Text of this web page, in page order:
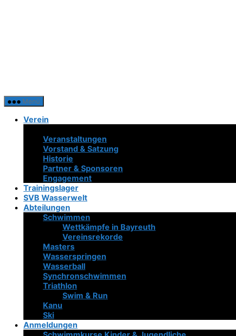
Menü
Verein
Veranstaltungen
Vorstand & Satzung
Historie
Partner & Sponsoren
Engagement
Trainingslager
SVB Wasserwelt
Abteilungen
Schwimmen
Wettkämpfe in Bayreuth
Vereinsrekorde
Masters
Wasserspringen
Wasserball
Synchronschwimmen
Triathlon
Swim & Run
Kanu
Ski
Anmeldungen